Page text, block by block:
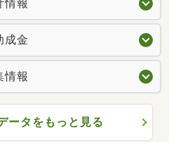
情報
成金
情報
ータをもっと見る